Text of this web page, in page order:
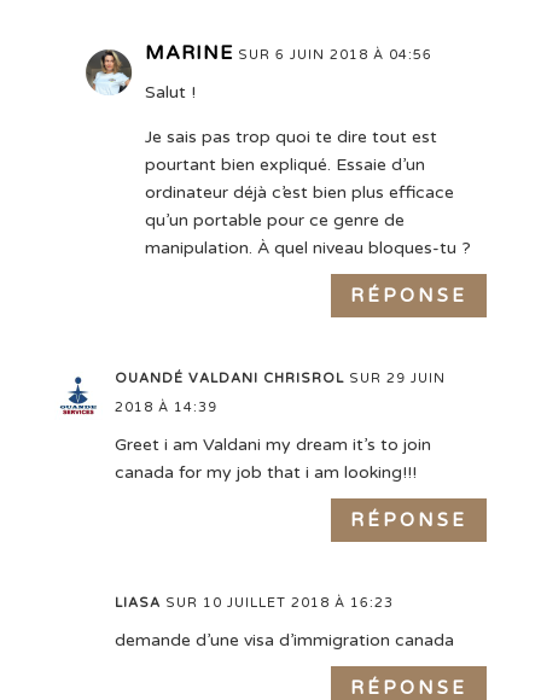
MARINE SUR 6 JUIN 2018 À 04:56
Salut !
Je sais pas trop quoi te dire tout est
pourtant bien expliqué. Essaie d’un
ordinateur déjà c’est bien plus efficace
qu’un portable pour ce genre de
manipulation. À quel niveau bloques-tu ?
RÉPONSE
OUANDÉ VALDANI CHRISROL SUR 29 JUIN
2018 À 14:39
Greet i am Valdani my dream it’s to join
canada for my job that i am looking!!!
RÉPONSE
LIASA SUR 10 JUILLET 2018 À 16:23
demande d’une visa d’immigration canada
RÉPONSE